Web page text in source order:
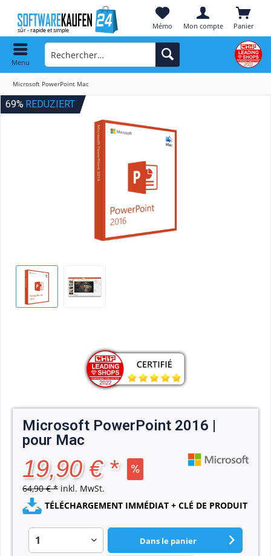
Panier
Mémo Mon compte
Menu
Microsoft PowerPoint Mac
69% REDUZIERT
Microsoft PowerPoint 2016 |
pour Mac
19,90 € *
64,90 € * inkl. MwSt.
TÉLÉCHARGEMENT IMMÉDIAT + CLÉ DE PRODUIT
Dans le panier